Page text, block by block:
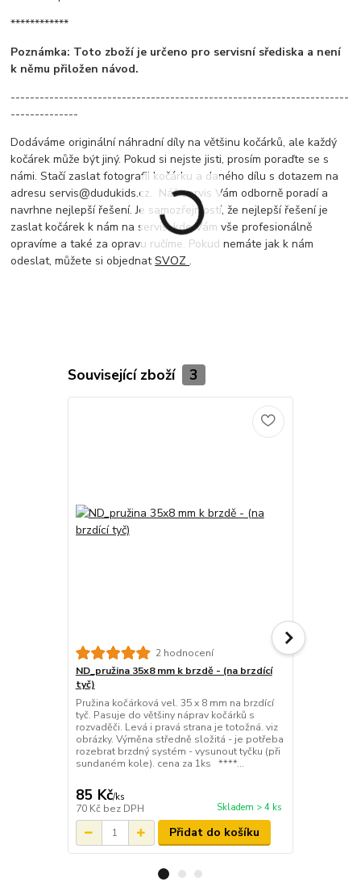
************
Poznámka: Toto zboží je určeno pro servisní sřediska a není
k němu přiložen návod.
----------------------------------------------------------------------
--------------
Dodáváme originální náhradní díly na většinu kočárků, ale každý
kočárek může být jiný. Pokud si nejste jisti, prosím poraďte se s
námi. Stačí zaslat fotografii kočárku a daného dílu s dotazem na
adresu servis@dudukids.cz. Náš servis Vám odborně poradí a
navrhne nejlepší řešení. Je samozřejmostí, že nejlepší řešení je
zaslat kočárek k nám na servis, kde Vám vše profesionálně
opravíme a také za opravu ručíme. Pokud nemáte jak k nám
odeslat, můžete si objednatSVOZ.
Související zboží 3
2 hodnocení
ND_pružina 35x8 mm k brzdě - (na brzdící
tyč)
Pružina kočárková vel. 35 x 8 mm na brzdící
tyč. Pasuje do většiny náprav kočárků s
rozvaděči. Levá i pravá strana je totožná. viz
obrázky. Výměna středně složitá - je potřeba
rozebrat brzdný systém - vysunout tyčku (při
sundaném kole). cena za 1ks ****...
85 Kč/ks
70 Kč bez DPH Skladem > 4 ks
Přidat do košíku